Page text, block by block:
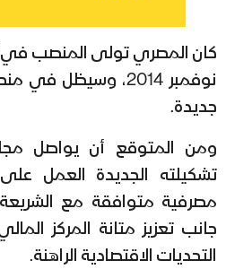
كان المصري تولى المنصب
نوفمبر 2014، وسيظل
جديدة.
ومن المتوقع أن يواصل
تشكيلته الجديدة العمل
مصرفية متوافقة مع الشريعة
جانب تعزيز متانة المركز
التحديات الاقتصادية الراهنة.